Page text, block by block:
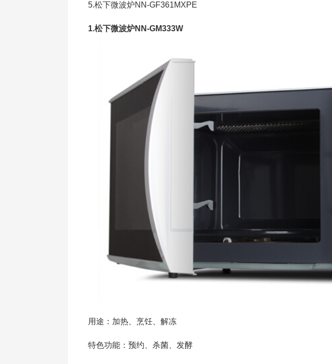
5.松下微波炉NN-GF361MXPE
1.松下微波炉NN-GM333W
用途：加热、烹饪、解冻
特色功能：预约、杀菌、发酵